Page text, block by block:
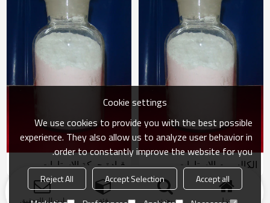
الكالسيوم الإستارات قيادة حركة الإستارات
الكلمات الدالة مدونة قضية
الأسئلة الشائعة
منزل بحث فئة ارسال التحقيق
Cookie settings
We use cookies to provide you with the best possible
experience. They also allow us to analyze user behavior in
order to constantly improve the website for you.
Accept all
Accept Selection
Reject All